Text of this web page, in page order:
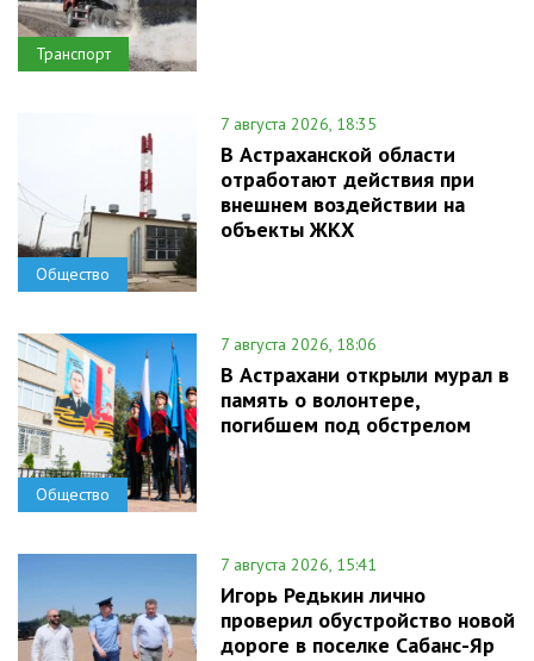
Транспорт
Общество
7 августа 2026, 18:35
В Астраханской области
отработают действия при
внешнем воздействии на
объекты ЖКХ
Общество
7 августа 2026, 18:06
В Астрахани открыли мурал в
память о волонтере,
погибшем под обстрелом
7 августа 2026, 15:41
Игорь Редькин лично
проверил обустройство новой
дороге в поселке Сабанс-Яр